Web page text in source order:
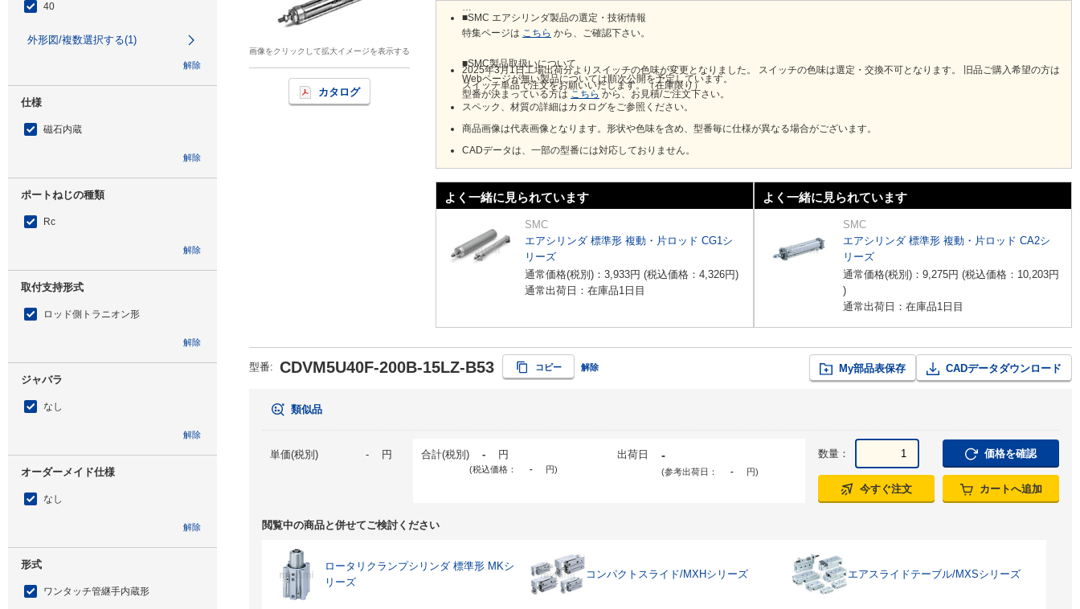
40
外形図/複数選択する(1)
解除
仕様
磁石内蔵
解除
ポートねじの種類
Rc
解除
取付支持形式
ロッド側トラニオン形
解除
ジャバラ
なし
解除
オーダーメイド仕様
なし
解除
形式
ワンタッチ管継手内蔵形
画像をクリックして拡大イメージを表示する
カタログ
■SMC エアシリンダ製品の選定・技術情報
特集ページは こちら から、ご確認下さい。
■SMC製品取扱いについて
Webページが無い製品については順次公開を予定しています。
型番が決まっている方は こちら から、お見積/ご注文下さい。
2025年3月1日工場出荷分よりスイッチの色味が変更となりました。 スイッチの色味は選定・交換不可となります。 旧品ご購入希望の方は
スイッチ単品で注文をお願いいたします。（在庫限り）
スペック、材質の詳細はカタログをご参照ください。
商品画像は代表画像となります。形状や色味を含め、型番毎に仕様が異なる場合がございます。
CADデータは、一部の型番には対応しておりません。
よく一緒に見られています
SMC
エアシリンダ 標準形 複動・片ロッド CG1シ
リーズ
通常価格(税別)： 3,933円 (税込価格： 4,326円)
通常出荷日：在庫品1日目
よく一緒に見られています
SMC
エアシリンダ 標準形 複動・片ロッド CA2シ
リーズ
通常価格(税別)： 9,275円 (税込価格： 10,203円
)
通常出荷日：在庫品1日目
型番: CDVM5U40F-200B-15LZ-B53 コピー 解除 My部品表保存 CADデータダウンロード
類似品
単価(税別) - 円 合計(税別) - 円
(税込価格： - 円)
出荷日 -
(参考出荷日： - 円)
数量： 価格を確認
今すぐ注文 カートへ追加
閲覧中の商品と併せてご検討ください
ロータリクランプシリンダ 標準形 MKシ
リーズ
コンパクトスライド/MXHシリーズ エアスライドテーブル/MXSシリーズ